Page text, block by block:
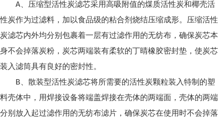
A、压缩型活性炭滤芯采用高吸附值的煤质活性炭和椰壳活
性炭作为过滤料，加以食品级的粘合剂烧结压缩成形。压缩活性
炭滤芯内外均分别包裹着一层有过滤作用的无纺布，确保炭芯本
身不会掉落炭粉，炭芯两端装有柔软的丁晴橡胶密封垫，使炭芯
装入滤筒具有良好的密封性。
B、散装型活性炭滤芯将所需要的活性炭颗粒装入特制的塑
料壳体中，用焊接设备将端盖焊接在壳体的两端面，壳体的两端
分别放入起过滤作用的无纺布滤片，确保炭芯在使用时不会掉落